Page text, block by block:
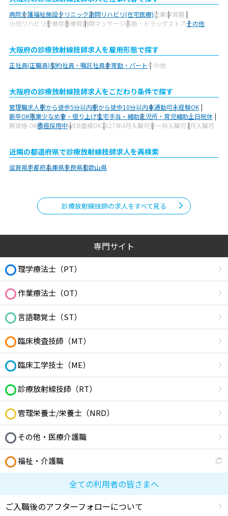
病院介護福祉施設クリニック訪問リハビリ(在宅医療)企業保育園
小児リハビリ整骨院接骨院訪問マッサージ薬局・ドラッグストアその他
大阪府の診療放射線技師求人を雇用形態で探す
正社員(正職員)契約社員・嘱託社員非常勤・パートその他
大阪府の診療放射線技師求人をこだわり条件で探す
管理職求人駅から徒歩5分以内駅から徒歩10分以内車通勤可未経験OK
新卒OK残業少なめ寮・借り上げ住宅手当・補助託児所・育児補助土日祝休
無資格 OK積極採用中WEB面接OK2027年4月入職可夏～秋入職可1月入職可
近隣の都道府県で診療放射線技師求人を再検索
滋賀県京都府兵庫県奈良県和歌山県
診療放射線技師の求人をすべて見る
専門サイト
理学療法士（PT）
作業療法士（OT）
言語聴覚士（ST）
臨床検査技師（MT）
臨床工学技士（ME）
診療放射線技師（RT）
管理栄養士/栄養士（NRD）
その他・医療介護職
福祉・介護職
全ての利用者の皆さまへ
ご入職後のアフターフォローについて